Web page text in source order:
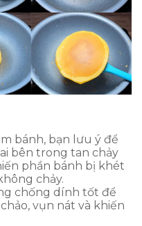
bánh, bạn lưu ý để
bên trong tan chảy
phần bánh bị khét
chảy.
chống dính tốt để
vụn nát và khiến